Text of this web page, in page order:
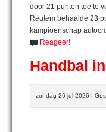
door 21 punten toe te
Reutem behaalde 23
kampioenschap
Reageer!
Handbal
zondag 26 jul 2026 |